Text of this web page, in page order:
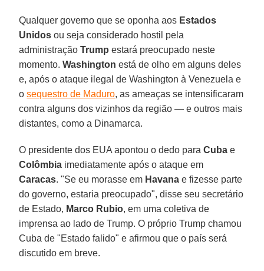
Qualquer governo que se oponha aos Estados
Unidos ou seja considerado hostil pela
administraçãoTrump estará preocupado neste
momento.Washington está de olho em alguns deles
e, após o ataque ilegal de Washington à Venezuela e
osequestro de Maduro, as ameaças se intensificaram
contra alguns dos vizinhos da região — e outros mais
distantes, como a Dinamarca.
O presidente dos EUA apontou o dedo paraCuba e
Colômbia imediatamente após o ataque em
Caracas. "Se eu morasse em Havana e fizesse parte
do governo, estaria preocupado", disse seu secretário
de Estado, Marco Rubio, em uma coletiva de
imprensa ao lado de Trump. O próprio Trump chamou
Cuba de "Estado falido" e afirmou que o país será
discutido em breve.